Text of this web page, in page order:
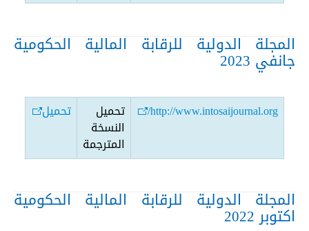
المجلة الدولية للرقابة المالية الحكومية
جانفي 2023
http://www.intosaijournal.org/ تحميل
النسخة
المترجمة
تحميل
المجلة الدولية للرقابة المالية الحكومية
اكتوبر 2022